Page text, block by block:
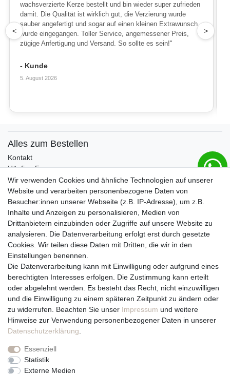
wachsverzierte Kerze bestellt und bin wieder super zufrieden
damit. Die Qualität ist wirklich gut, die Verzierung wurde
sauber angefertigt und sogar auf einen kleinen Extrawunsch
wurde eingegangen. Toller Service, angemessener Preis,
zügige Anfertigung und Versand. So sollte es sein!"
- Kunde
5. August 2026
< >
Alles zum Bestellen
Kontakt
Häufige Fragen
Zahlungsmöglichkeiten
Versandbedingungen
Widerrufsrecht
Vertrag widerrufen
Über uns und unsere Kerzen
Team
Unternehmen / Philosophie
Kerzenpflege und Abbrennhinweise
Unsere Kerzenlieferanten
Du erreichst uns von
Montag bis Freitag 10 bis 17 Uhr
Telefonisch und per Whatsapp
erreichst Du uns unter:
Wir verwenden Cookies und ähnliche Technologien auf unserer
Website und verarbeiten personenbezogene Daten von
Besucher:innen unserer Webseite (z.B. IP-Adresse), um z.B.
Inhalte und Anzeigen zu personalisieren, Medien von
Drittanbietern einzubinden oder Zugriffe auf unsere Website zu
analysieren. Die Datenverarbeitung erfolgt erst durch gesetzte
Cookies. Wir teilen diese Daten mit Dritten, die wir in den
Einstellungen benennen.
Die Datenverarbeitung kann mit Einwilligung oder aufgrund eines
berechtigten Interesses erfolgen. Die Zustimmung kann erteilt
oder abgelehnt werden. Es besteht das Recht, nicht einzuwilligen
und die Einwilligung zu einem späteren Zeitpunkt zu ändern oder
zu widerrufen. Beachten Sie unser Impressum und weitere
Hinweise zur Verwendung personenbezogener Daten in unserer
Daten­schutz­erklärung
Essenziell
Statistik
Externe Medien